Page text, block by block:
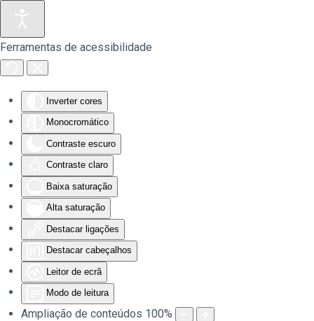
Ferramentas de acessibilidade
Inverter cores
Monocromático
Contraste escuro
Contraste claro
Baixa saturação
Alta saturação
Destacar ligações
Destacar cabeçalhos
Leitor de ecrã
Modo de leitura
Ampliação de conteúdos 100%
Saltar para o conteúdo principal